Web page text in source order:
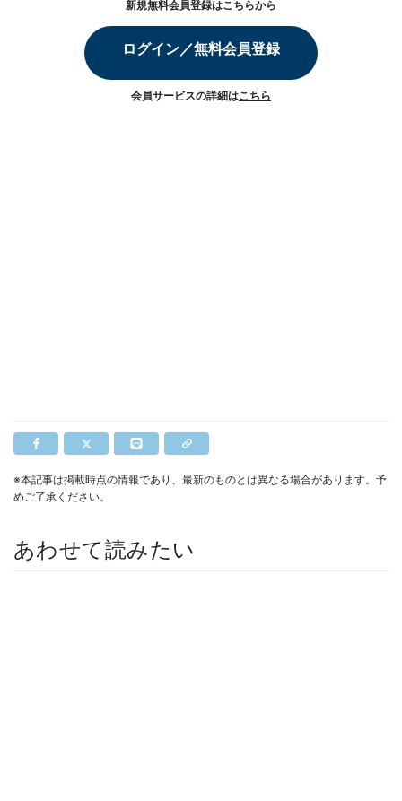
新規無料会員登録はこちらから
ログイン／無料会員登録
会員サービスの詳細はこちら
※本記事は掲載時点の情報であり、最新のものとは異なる場合があります。予
めご了承ください。
あわせて読みたい